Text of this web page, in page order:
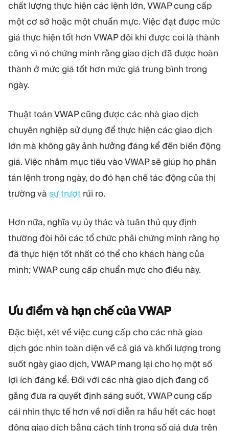
chất lượng thực hiện các lệnh lớn, VWAP cung cấp
một cơ sở hoặc một chuẩn mực. Việc đạt được mức
giá thực hiện tốt hơn VWAP đôi khi được coi là thành
công vì nó chứng minh rằng giao dịch đã được hoàn
thành ở mức giá tốt hơn mức giá trung bình trong
ngày.
Thuật toán VWAP cũng được các nhà giao dịch
chuyên nghiệp sử dụng để thực hiện các giao dịch
lớn mà không gây ảnh hưởng đáng kể đến biến động
giá. Việc nhắm mục tiêu vào VWAP sẽ giúp họ phân
tán lệnh trong ngày, do đó hạn chế tác động của thị
trường và sự trượt rủi ro.
Hơn nữa, nghĩa vụ ủy thác và tuân thủ quy định
thường đòi hỏi các tổ chức phải chứng minh rằng họ
đã thực hiện tốt nhất có thể cho khách hàng của
mình; VWAP cung cấp chuẩn mực cho điều này.
Ưu điểm và hạn chế củaVWAP
Đặc biệt, xét về việc cung cấp cho các nhà giao
dịch góc nhìn toàn diện về cả giá và khối lượng trong
suốt ngày giao dịch, VWAP mang lại cho họ một số
lợi ích đáng kể. Đối với các nhà giao dịch đang cố
gắng đưa ra quyết định sáng suốt, VWAP cung cấp
cái nhìn thực tế hơn về nơi diễn ra hầu hết các hoạt
động giao dịch bằng cách tính trọng số giá dựa trên